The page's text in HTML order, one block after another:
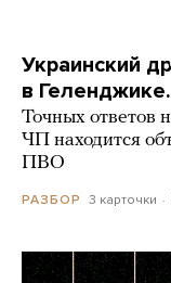
Украинский
в
Точных ответов
ЧП находится
ПВО
РАЗБОР 3 карточки